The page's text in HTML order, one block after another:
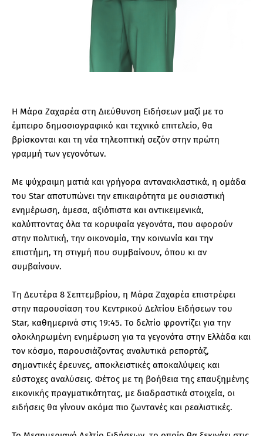
Η Μάρα Ζαχαρέα στη Διεύθυνση Ειδήσεων μαζί με το
έμπειρο δημοσιογραφικό και τεχνικό επιτελείο, θα
βρίσκονται και τη νέα τηλεοπτική σεζόν στην πρώτη
γραμμή των γεγονότων.
Με ψύχραιμη ματιά και γρήγορα αντανακλαστικά, η ομάδα
του Star αποτυπώνει την επικαιρότητα με ουσιαστική
ενημέρωση, άμεσα, αξιόπιστα και αντικειμενικά,
καλύπτοντας όλα τα κορυφαία γεγονότα, που αφορούν
στην πολιτική, την οικονομία, την κοινωνία και την
επιστήμη, τη στιγμή που συμβαίνουν, όπου κι αν
συμβαίνουν.
Τη Δευτέρα 8 Σεπτεμβρίου, η Μάρα Ζαχαρέα επιστρέφει
στην παρουσίαση του Κεντρικού Δελτίου Ειδήσεων του
Star, καθημερινά στις 19:45. Το δελτίο φροντίζει για την
ολοκληρωμένη ενημέρωση για τα γεγονότα στην Ελλάδα και
τον κόσμο, παρουσιάζοντας αναλυτικά ρεπορτάζ,
σημαντικές έρευνες, αποκλειστικές αποκαλύψεις και
εύστοχες αναλύσεις. Φέτος με τη βοήθεια της επαυξημένης
εικονικής πραγματικότητας, με διαδραστικά στοιχεία, οι
ειδήσεις θα γίνουν ακόμα πιο ζωντανές και ρεαλιστικές.